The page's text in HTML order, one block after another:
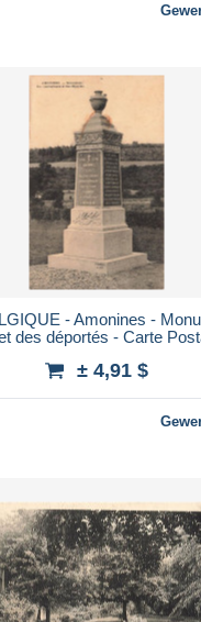
- Amonines -
des déportés - Carte
± 4,91 $